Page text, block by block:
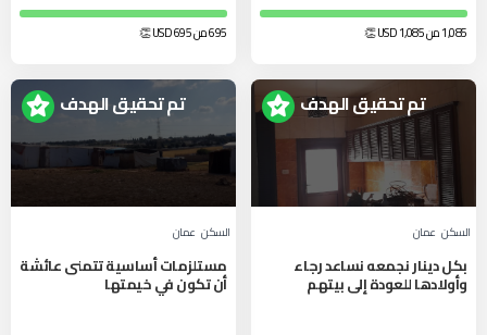
1,085 من 1,085 USD
👏 695 من 695 USD
👏
تم تحقيق الهدف
السكن عمان
بكل دينار نجمعه نساعد رجاء
وأولادها للعودة إلى بيتهم
تم تحقيق الهدف
السكن عمان
مستلزمات أساسية تتمنى عائشة
أن تكون في خيمتها